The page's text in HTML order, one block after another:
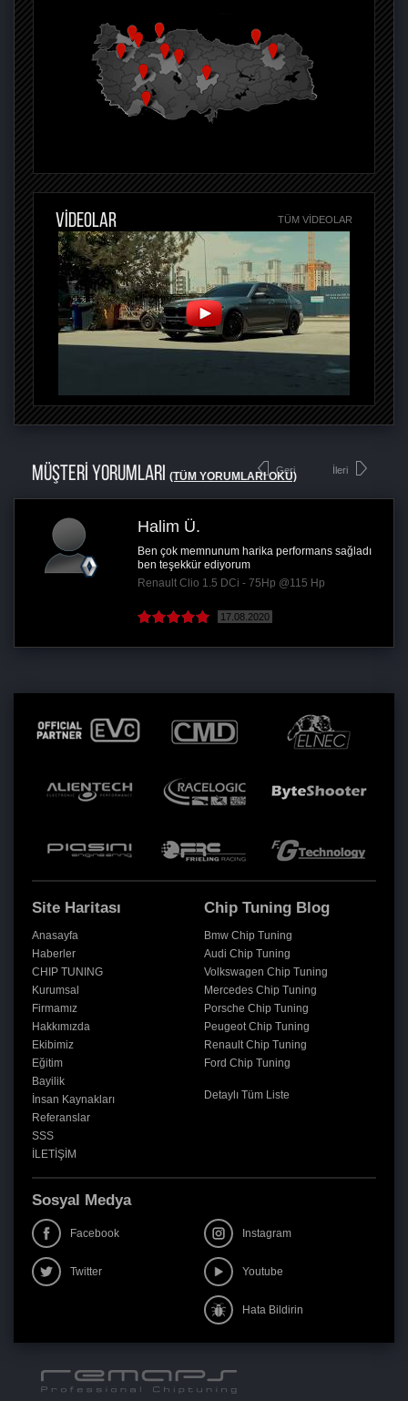
VİDEOLAR TÜM VIDEOLAR
MÜŞTERİ YORUMLARI (TÜM YORUMLARI OKU)
Geri
Halim Ü.
Ben çok memnunum harika performans sağladı
ben teşekkür ediyorum
Renault Clio 1.5 DCi - 75Hp @115 Hp
17.08.2020
İleri
Site Haritası
Anasayfa
Haberler
CHIP TUNING
Kurumsal
Firmamız
Hakkımızda
Ekibimiz
Eğitim
Bayilik
İnsan Kaynakları
Referanslar
SSS
İLETİŞİM
Chip Tuning Blog
Bmw Chip Tuning
Audi Chip Tuning
Volkswagen Chip Tuning
Mercedes Chip Tuning
Porsche Chip Tuning
Peugeot Chip Tuning
Renault Chip Tuning
Ford Chip Tuning
Detaylı Tüm Liste
Sosyal Medya
Facebook Instagram
Twitter Youtube
Hata Bildirin